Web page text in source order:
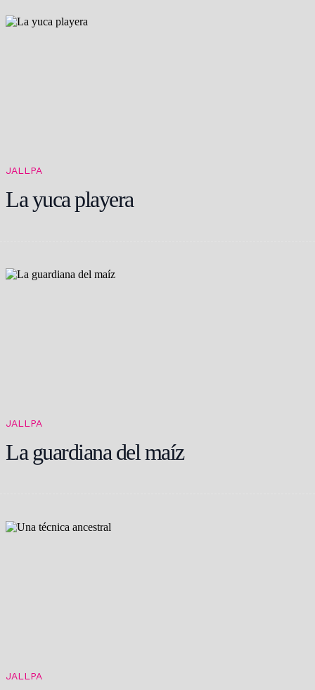
JALLPA
La yuca playera
JALLPA
La guardiana del maíz
JALLPA